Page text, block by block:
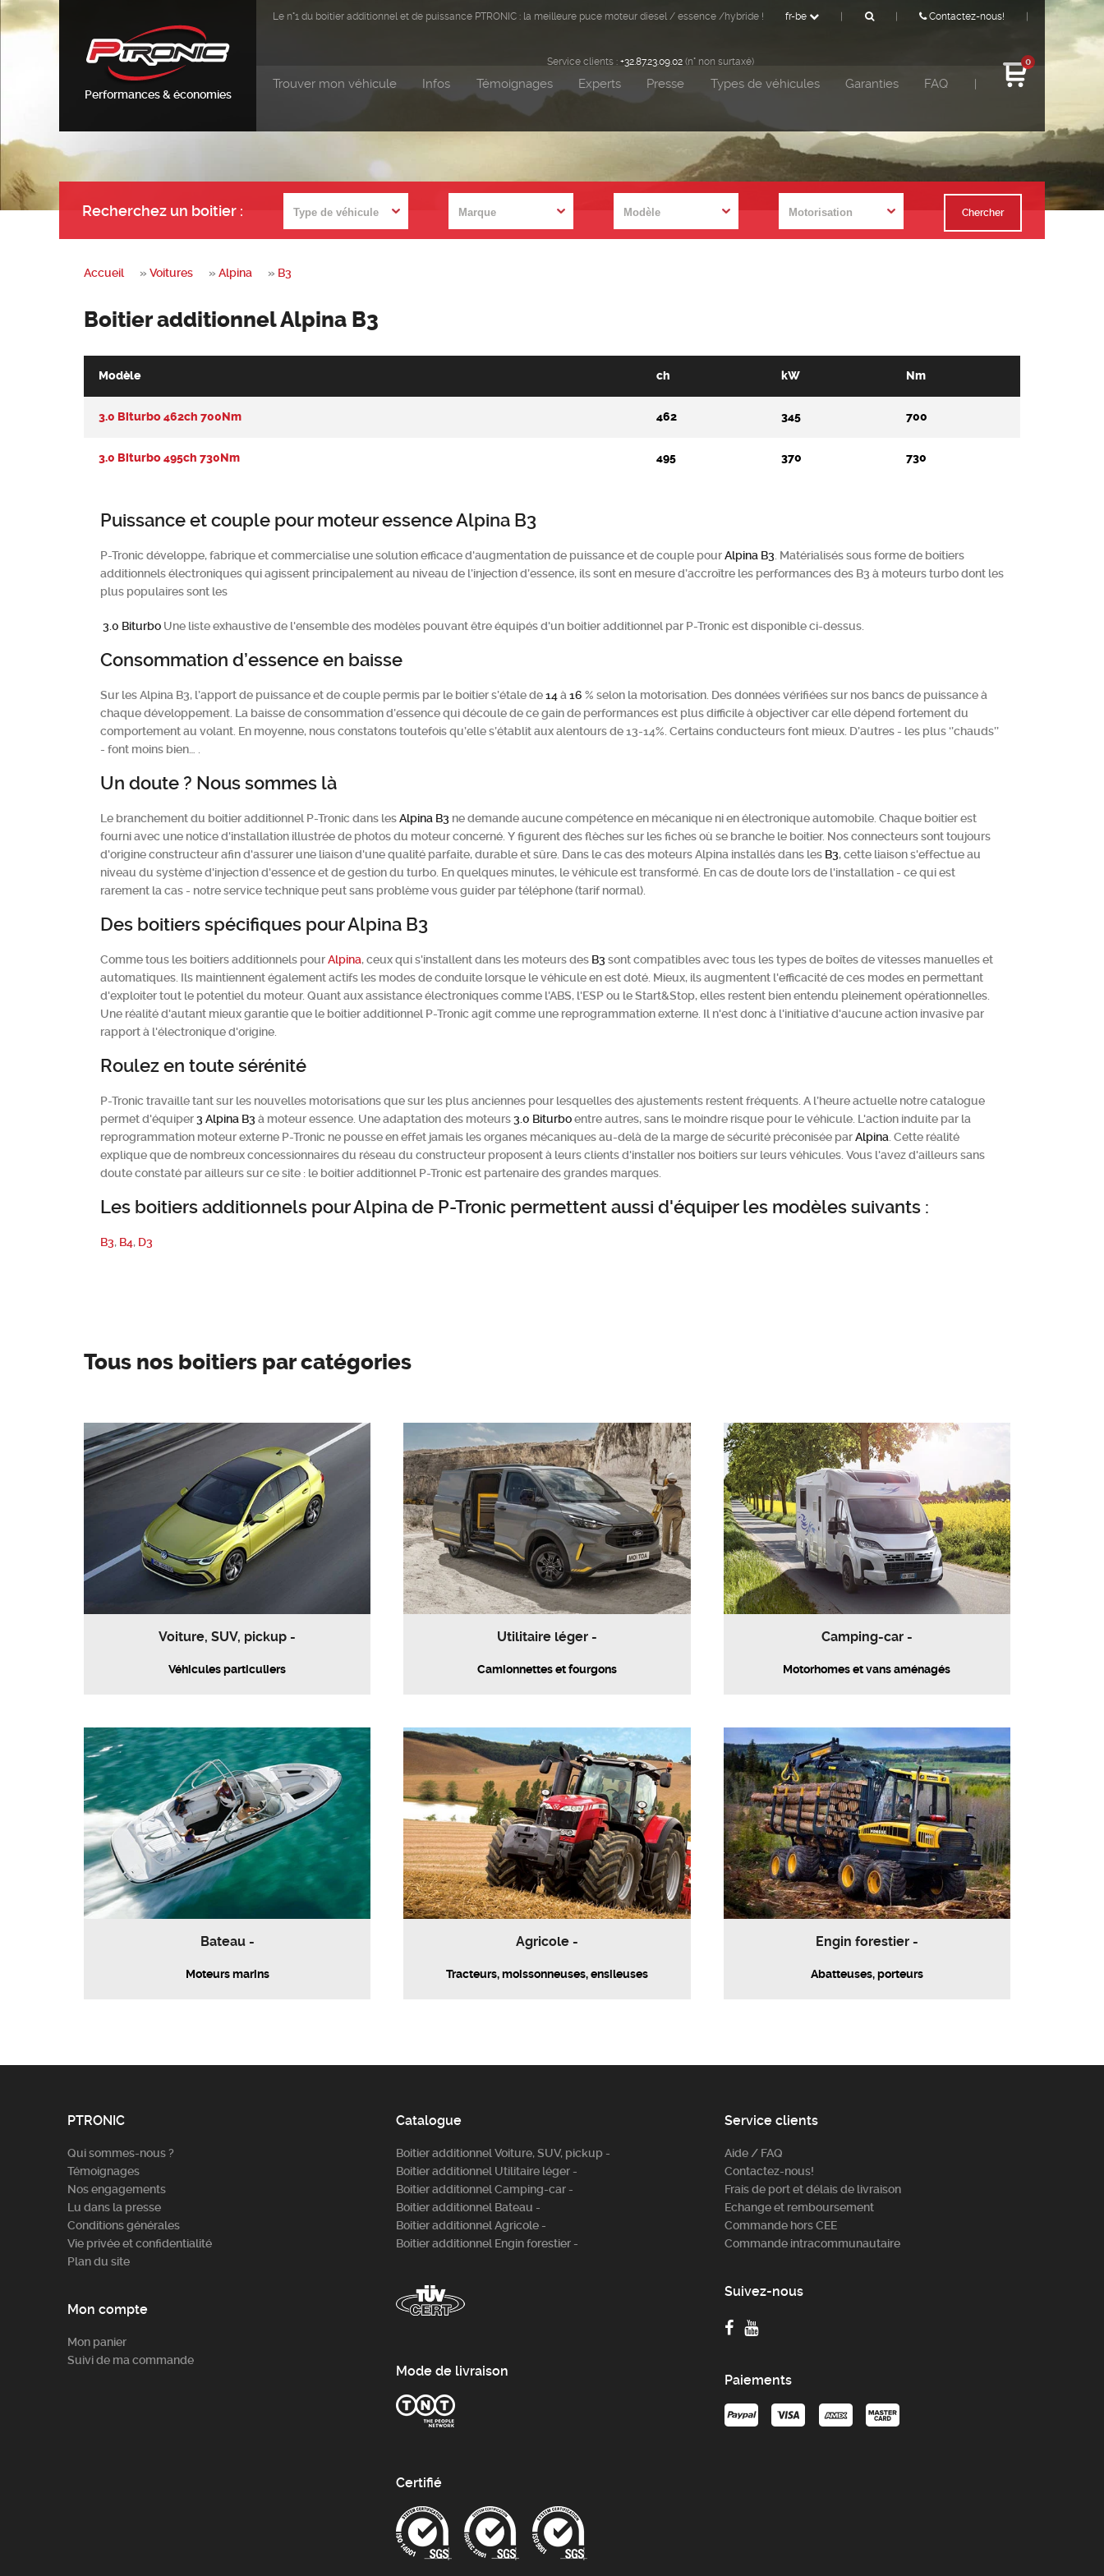
Performances & économies
Trouver mon véhicule Infos Témoignages Experts Presse Types de véhicules Garanties FAQ
0
Le n°1 du boitier additionnel et de puissance PTRONIC : la meilleure puce moteur diesel / essence /hybride ! fr-be Contactez-nous!
Service clients : +32.87.23.09.02 (n° non surtaxé)
Recherchez un boitier : Chercher
Accueil » Voitures » Alpina » B3
Boitier additionnel Alpina B3
Modèle ch kW Nm
3.0 Biturbo 462ch 700Nm 462 345 700
3.0 Biturbo 495ch 730Nm 495 370 730
Puissance et couple pour moteur essence Alpina B3
P-Tronic développe, fabrique et commercialise une solution efficace d'augmentation de puissance et de couple pourAlpina B3 . Matérialisés sous forme de boitiers
additionnels électroniques qui agissent principalement au niveau de l’injection d’essence, ils sont en mesure d’accroître les performances des B3 à moteurs turbo dont les
plus populaires sont les
3.0 Biturbo Une liste exhaustive de l'ensemble des modèles pouvant être équipés d'un boitier additionnel par P-Tronic est disponible ci-dessus.
Consommation d’essence en baisse
Sur les Alpina B3, l’apport de puissance et de couple permis par le boitier s’étale de14 à 16 % selon la motorisation. Des données vérifiées sur nos bancs de puissance à
chaque développement. La baisse de consommation d’essence qui découle de ce gain de performances est plus difficile à objectiver car elle dépend fortement du
comportement au volant. En moyenne, nous constatons toutefois qu’elle s’établit aux alentours de 13-14%. Certains conducteurs font mieux. D’autres - les plus ‘’chauds’’
- font moins bien… .
Un doute ? Nous sommes là
Le branchement du boitier additionnel P-Tronic dans lesAlpina B3 ne demande aucune compétence en mécanique ni en électronique automobile. Chaque boitier est
fourni avec une notice d'installation illustrée de photos du moteur concerné. Y figurent des flèches sur les fiches où se branche le boitier. Nos connecteurs sont toujours
d'origine constructeur afin d'assurer une liaison d'une qualité parfaite, durable et sûre. Dans le cas des moteurs Alpina installés dans les B3, cette liaison s'effectue au
niveau du système d'injection d'essence et de gestion du turbo. En quelques minutes, le véhicule est transformé. En cas de doute lors de l'installation - ce qui est
rarement la cas - notre service technique peut sans problème vous guider par téléphone (tarif normal).
Des boitiers spécifiques pour Alpina B3
Comme tous les boitiers additionnels pourAlpina, ceux qui s'installent dans les moteurs des B3 sont compatibles avec tous les types de boîtes de vitesses manuelles et
automatiques. Ils maintiennent également actifs les modes de conduite lorsque le véhicule en est doté. Mieux, ils augmentent l'efficacité de ces modes en permettant
d'exploiter tout le potentiel du moteur. Quant aux assistance électroniques comme l'ABS, l'ESP ou le Start&Stop, elles restent bien entendu pleinement opérationnelles.
Une réalité d'autant mieux garantie que le boitier additionnel P-Tronic agit comme une reprogrammation externe. Il n'est donc à l'initiative d'aucune action invasive par
rapport à l'électronique d'origine.
Roulez en toute sérénité
P-Tronic travaille tant sur les nouvelles motorisations que sur les plus anciennes pour lesquelles des ajustements restent fréquents. A l’heure actuelle notre catalogue
permet d'équiper3 Alpina B3 à moteur essence. Une adaptation des moteurs3.0 Biturboentre autres, sans le moindre risque pour le véhicule. L'action induite par la
reprogrammation moteur externe P-Tronic ne pousse en effet jamais les organes mécaniques au-delà de la marge de sécurité préconisée parAlpina . Cette réalité
explique que de nombreux concessionnaires du réseau du constructeur proposent à leurs clients d'installer nos boitiers sur leurs véhicules. Vous l'avez d'ailleurs sans
doute constaté par ailleurs sur ce site : le boitier additionnel P-Tronic est partenaire des grandes marques.
Les boitiers additionnels pour Alpina de P-Tronic permettent aussi d'équiper les modèles suivants :
B3, B4, D3
Tous nos boitiers par catégories
Voiture, SUV, pickup -
Véhicules particuliers
Utilitaire léger -
Camionnettes et fourgons
Camping-car -
Motorhomes et vans aménagés
Bateau -
Moteurs marins
Agricole -
Tracteurs, moissonneuses, ensileuses
Engin forestier -
Abatteuses, porteurs
PTRONIC
Qui sommes-nous ?
Témoignages
Nos engagements
Lu dans la presse
Conditions générales
Vie privée et confidentialité
Plan du site
Mon compte
Mon panier
Suivi de ma commande
Catalogue
Boitier additionnel Voiture, SUV, pickup -
Boitier additionnel Utilitaire léger -
Boitier additionnel Camping-car -
Boitier additionnel Bateau -
Boitier additionnel Agricole -
Boitier additionnel Engin forestier -
Mode de livraison
Certifié
Service clients
Aide / FAQ
Contactez-nous!
Frais de port et délais de livraison
Echange et remboursement
Commande hors CEE
Commande intracommunautaire
Suivez-nous
Paiements